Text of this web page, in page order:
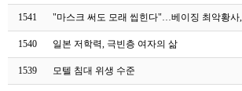
1541 "마스크 써도 모래 씹힌다"…베이징 최악황사
1540 일본 저학력, 극빈층 여자의 삶
1539 모텔 침대 위생 수준